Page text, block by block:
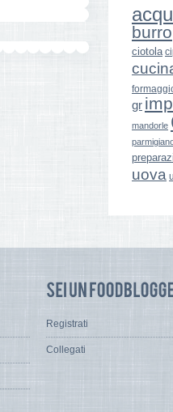
burro
ciotola
gr
mandorle
uova
Registrati
Collegati